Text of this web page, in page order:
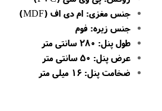
جنس مغزی: ام دی اف (MDF)
جنس زیره: فوم
طول پنل: 280 سانتی متر
عرض پنل: 50 سانتی متر
ضخامت پنل: 16 میلی متر